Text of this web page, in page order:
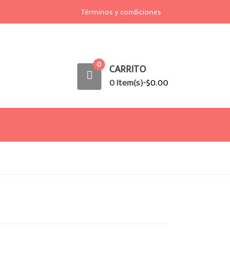
Términos y condiciones
0 CARRITO
0 Item(s)-$0.00